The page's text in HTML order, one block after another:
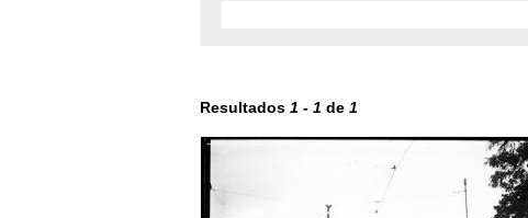
Resultados 1 - 1 de 1